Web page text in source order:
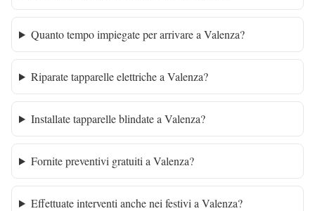
Quanto tempo impiegate per arrivare a Valenza?
Riparate tapparelle elettriche a Valenza?
Installate tapparelle blindate a Valenza?
Fornite preventivi gratuiti a Valenza?
Effettuate interventi anche nei festivi a Valenza?